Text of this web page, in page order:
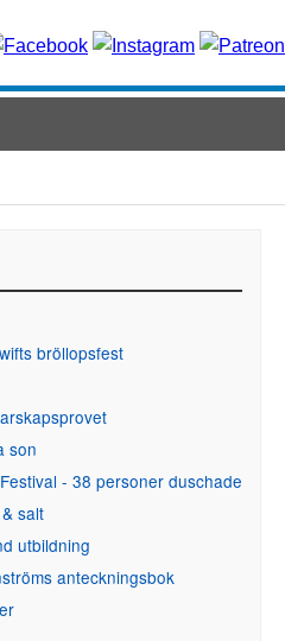
bröllopsfest
son
- 38 personer duschade
salt
utbildning
anteckningsbok